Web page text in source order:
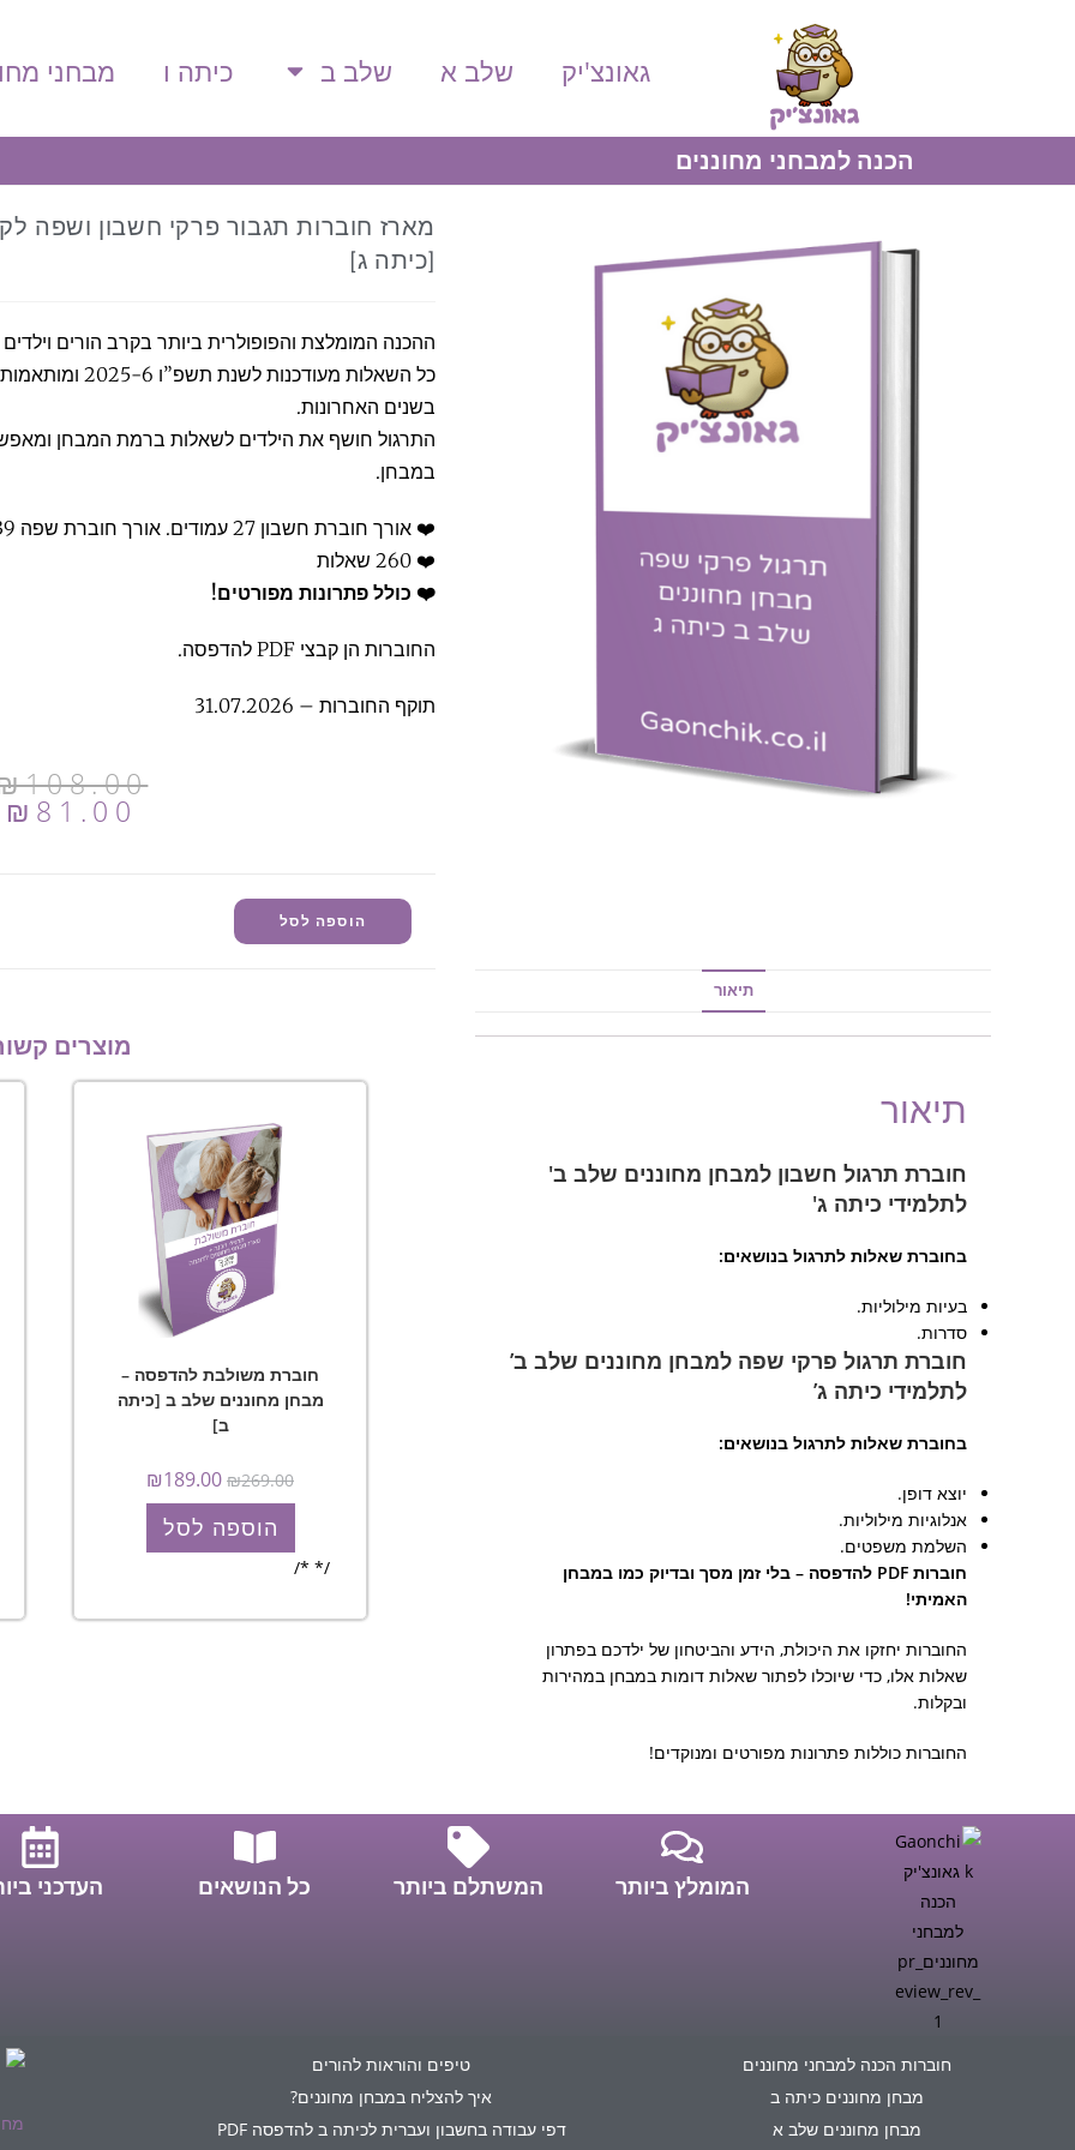
גאונצ'יק שלב א שלב ב כיתה ו מבחני
הכנה למבחני מחוננים
מארז חוברות תגבור פרקי חשבון ושפה
[כיתה ג]
ההכנה המומלצת והפופולרית ביותר בקרב הורים
כל השאלות
בשנים האחרונות.
התרגול חושף את הילדים לשאלות ברמת המבחן
במבחן.
❤️ אורך חוברת חשבון 27 עמודים. אורך חוברת שפה 39 עמודים.
❤️ 260 שאלות
❤️ כולל פתרונות מפורטים!
החוברות הן קבצי PDF להדפסה.
תוקף החוברות – 31.07.2026
108.00
₪ 81.00
הוספה לסל
תיאור
תיאור
חוברת תרגול חשבון למבחן מחוננים שלב ב'
לתלמידי כיתה ג'
בחוברת שאלות לתרגול בנושאים:
בעיות מילוליות.
סדרות.
חוברת תרגול פרקי שפה למבחן מחוננים שלב ב’
לתלמידי כיתה ג’
בחוברת שאלות לתרגול בנושאים:
יוצא דופן.
אנלוגיות מילוליות.
השלמת משפטים.
חוברות PDF להדפסה – בלי זמן מסך ובדיוק כמו במבחן
האמיתי!
החוברות יחזקו את היכולת, הידע והביטחון של ילדכם בפתרון
שאלות אלו, כדי שיוכלו לפתור שאלות דומות במבחן במהירות
ובקלות.
החוברות כוללות פתרונות מפורטים ומנוקדים!
מוצרים
חוברת משולבת להדפסה –
מבחן מחוננים שלב ב [כיתה
ב]
₪269.00
₪189.00
הוספה לסל
/* */
המומלץ ביותר המשתלם ביותר כל הנושאים העדכני
חוברות הכנה למבחני מחוננים
מבחן מחוננים כיתה ב
מבחן מחוננים שלב א
טיפים והוראות להורים
איך להצליח במבחן מחוננים?
דפי עבודה בחשבון ועברית לכיתה ב להדפסה PDF